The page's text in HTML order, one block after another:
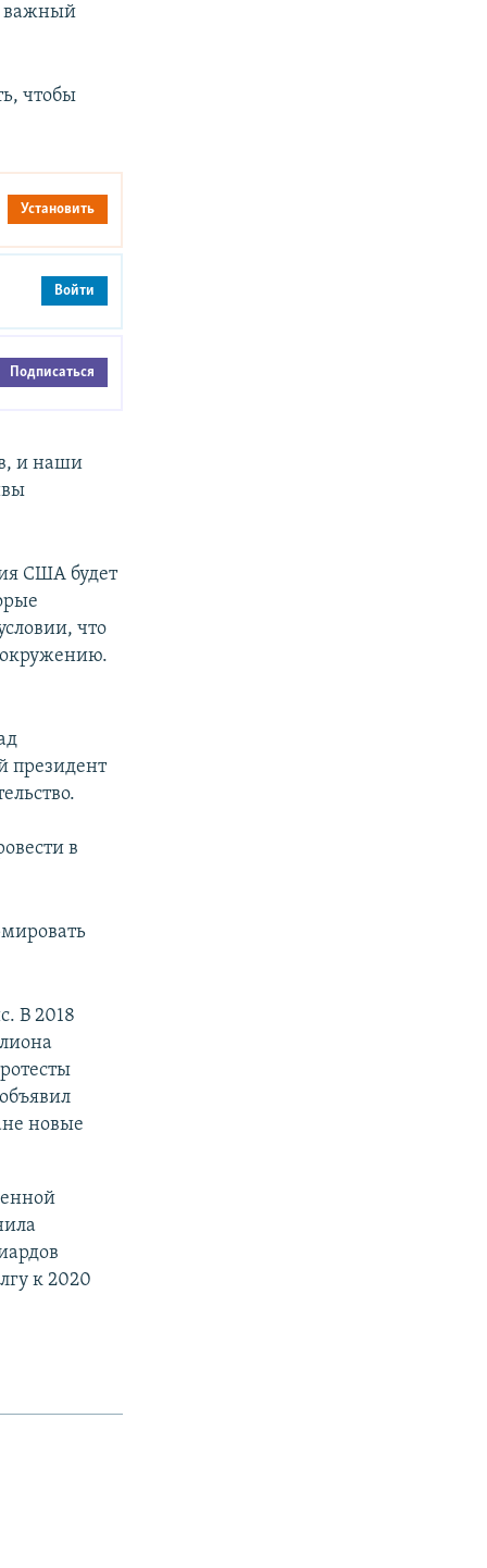
важный
чтобы
Установить
Войти
Подписаться
и наши
США будет
что
окружению.
президент
в
В 2018
новые
к 2020